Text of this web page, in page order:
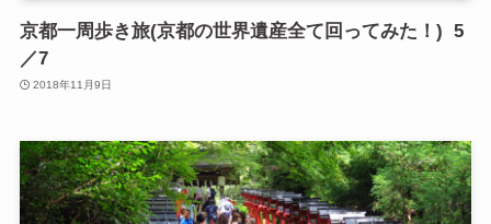
京都一周歩き旅(京都の世界遺産全て回ってみた！) 5
／7
2018年11月9日